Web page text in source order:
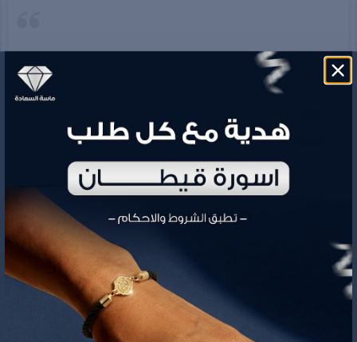
جابر محبوب
ماسة السعادة متجر سعودي متخصص في بيع الذهب والمجوهرات نمزج
بين الحاضر والماضي بقطع راقيه عصرية وحصرية